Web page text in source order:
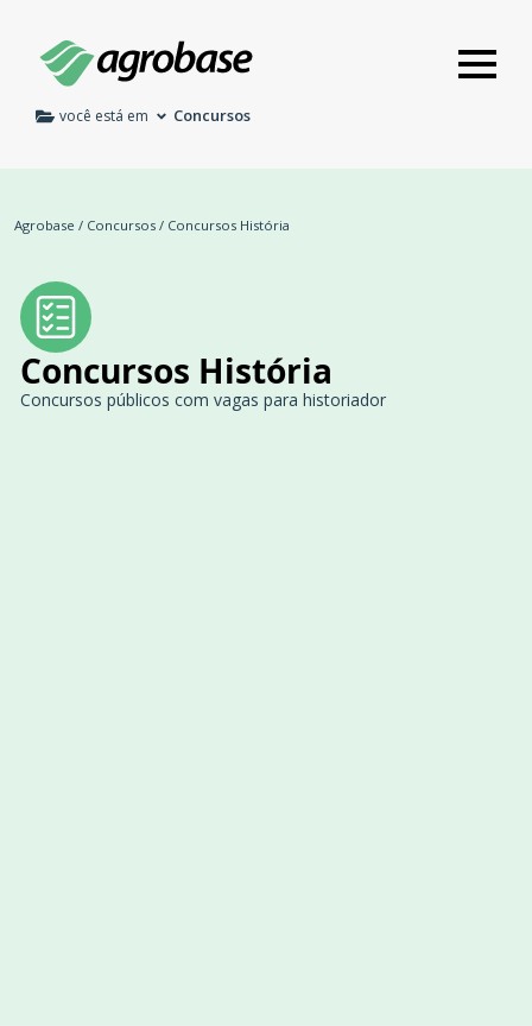
você está em Concursos
Agrobase / Concursos / Concursos História
Concursos História
Concursos públicos com vagas para historiador